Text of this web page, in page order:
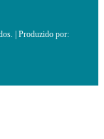
| Produzido por: